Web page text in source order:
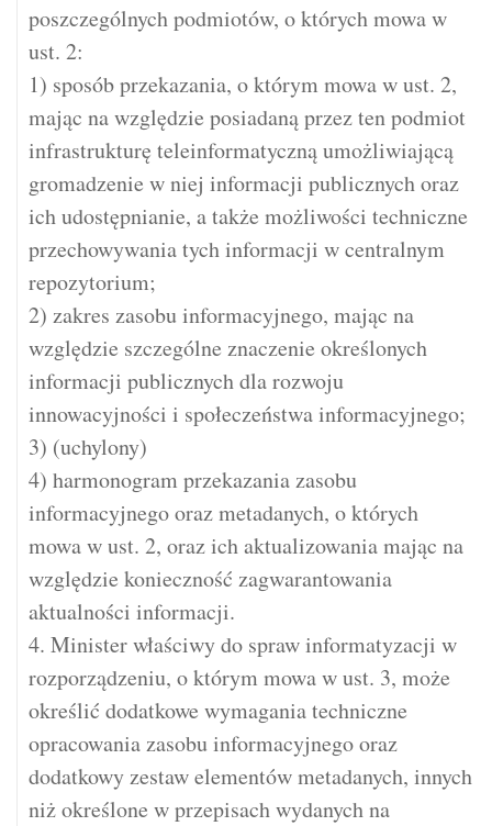
poszczególnych podmiotów, o których mowa w
ust. 2:
1) sposób przekazania, o którym mowa w ust. 2,
mając na względzie posiadaną przez ten podmiot
infrastrukturę teleinformatyczną umożliwiającą
gromadzenie w niej informacji publicznych oraz
ich udostępnianie, a także możliwości techniczne
przechowywania tych informacji w centralnym
repozytorium;
2) zakres zasobu informacyjnego, mając na
względzie szczególne znaczenie określonych
informacji publicznych dla rozwoju
innowacyjności i społeczeństwa informacyjnego;
3) (uchylony)
4) harmonogram przekazania zasobu
informacyjnego oraz metadanych, o których
mowa w ust. 2, oraz ich aktualizowania mając na
względzie konieczność zagwarantowania
aktualności informacji.
4. Minister właściwy do spraw informatyzacji w
rozporządzeniu, o którym mowa w ust. 3, może
określić dodatkowe wymagania techniczne
opracowania zasobu informacyjnego oraz
dodatkowy zestaw elementów metadanych, innych
niż określone w przepisach wydanych na